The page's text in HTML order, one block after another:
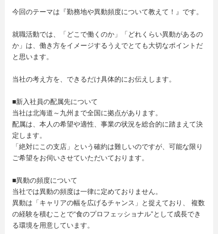
今回のテーマは『勤務地や異動頻度について教えて！』です。
就職活動では、「どこで働くのか」「どれくらい異動があるの
か」は、働き方をイメージするうえでとても大切なポイントだ
と思います。
当社の考え方を、できるだけ具体的にお伝えします。
■新入社員の配属先について
当社は北海道～九州まで全国に拠点があります。
配属は、本人の希望や適性、事業の状況を総合的に踏まえて決
定します。
「絶対にこの支店」という確約は難しいのですが、可能な限り
ご希望をお伺いさせていただいております。
■異動の頻度について
当社では異動の頻度は一律に定めておりません。
異動は「キャリアの幅を広げるチャンス」と捉えており、 複数
の経験を積むことで“食のプロフェッショナル”として成長でき
る環境を用意しています。